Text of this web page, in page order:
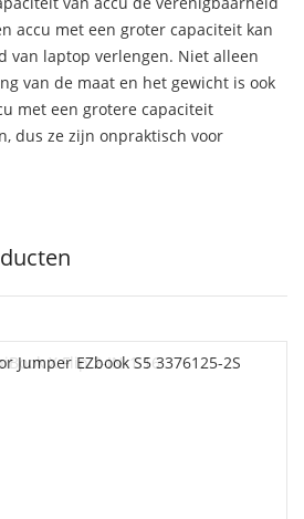
accu met een groter capaciteit kan
van laptop verlengen. Niet alleen
van de maat en het gewicht is ook
met een grotere capaciteit
dus ze zijn onpraktisch voor